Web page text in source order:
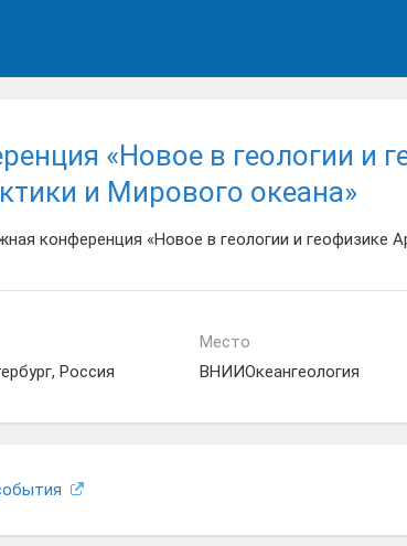
«Новое в геологии и
и Мирового океана»
конференция «Новое в геологии и геофизике
Россия
Место
ВНИИОкеангеология